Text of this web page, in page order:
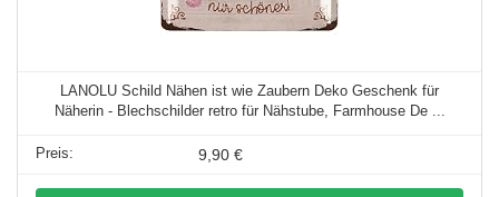
LANOLU Schild Nähen ist wie Zaubern Deko Geschenk für
Näherin - Blechschilder retro für Nähstube, Farmhouse De ...
9,90 €